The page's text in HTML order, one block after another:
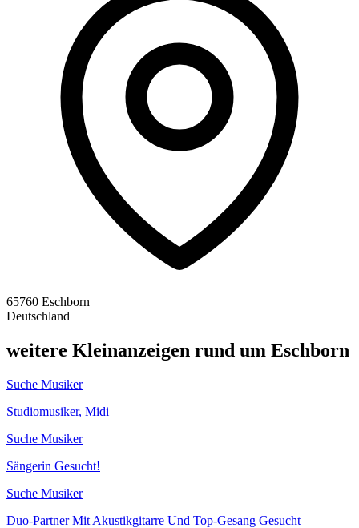
65760 Eschborn
Deutschland
weitere Kleinanzeigen rund um Eschborn
Suche Musiker
Studiomusiker, Midi
Suche Musiker
Sängerin Gesucht!
Suche Musiker
Duo-Partner Mit Akustikgitarre Und Top-Gesang Gesucht